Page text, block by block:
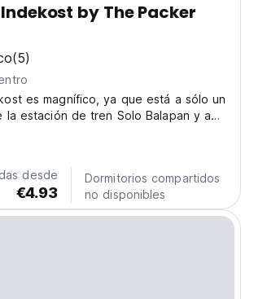
by The Packer
(5)
es magnífico, ya que está a sólo un
la estación de tren Solo Balapan y a
desde
€4.93
Dormitorios compartidos
no disponibles